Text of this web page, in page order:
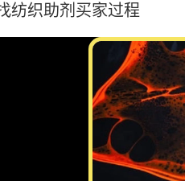
纺织助剂买家过程